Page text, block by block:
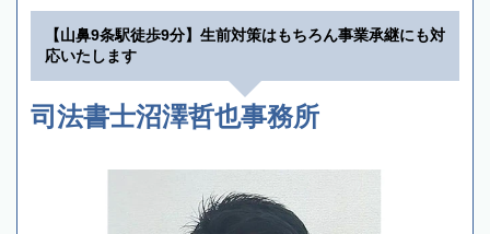
【山鼻9条駅徒歩9分】生前対策はもちろん事業承継にも対
応いたします
司法書士沼澤哲也事務所